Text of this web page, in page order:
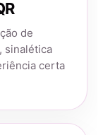
de
sinalética
certa